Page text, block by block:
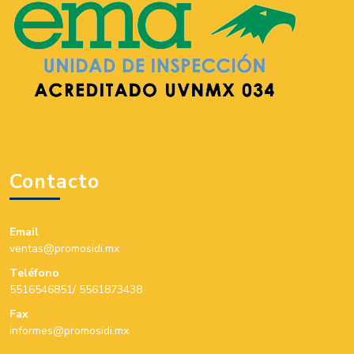
Contacto
Email
ventas@promosidi.mx
Teléfono
5516546851/ 5561873438
Fax
informes@promosidi.mx